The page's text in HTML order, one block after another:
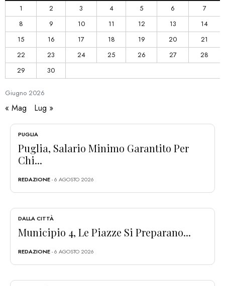
Giugno 2026
1
2 3 4 5 6
7
8
9 10 11 12 13
14
15
16 17 18 19 20
21
22
23 24 25 26 27
28
29
30
« Mag Lug »
PUGLIA
Puglia, Salario Minimo Garantito Per
Chi...
REDAZIONE- 6 AGOSTO 2026
DALLA CITTÀ
Municipio 4, Le Piazze Si Preparano...
REDAZIONE- 6 AGOSTO 2026